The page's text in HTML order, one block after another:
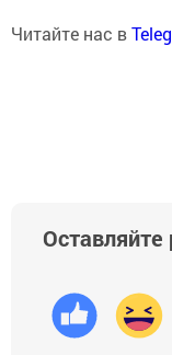
Читайте нас в
Оставляйте